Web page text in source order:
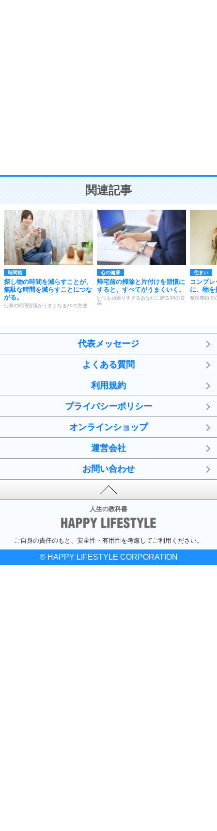
ことが大切。
関連記事
時間術
探し物の時間を減らすことが、
無駄な時間を減らすことにつな
がる。
仕事の時間管理がうまくなる30の方法
心の健康
帰宅前の掃除と片付けを習慣に
すると、すべてがうまくいく。
いつも頑張りすぎるあなたに贈る30の言
葉
住まい
コンプ
に、物
整理整頓で
代表メッセージ
よくある質問
利用規約
プライバシーポリシー
オンラインショップ
運営会社
お問い合わせ
人生の教科書
ご自身の責任のもと、安全性・有用性を考慮してご利用ください。
© HAPPY LIFESTYLE CORPORATION